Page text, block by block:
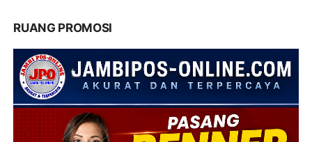
RUANG PROMOSI